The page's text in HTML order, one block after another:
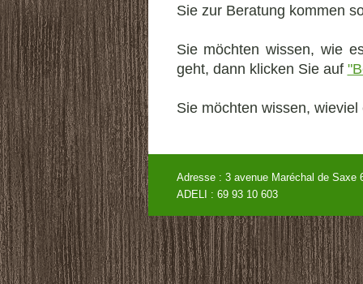
Sie zur Beratung kommen
Sie möchten wissen, wie
geht, dann klicken Sie auf
Sie möchten wissen,
Adresse : 3 avenue Maréchal
ADELI : 69 93 10